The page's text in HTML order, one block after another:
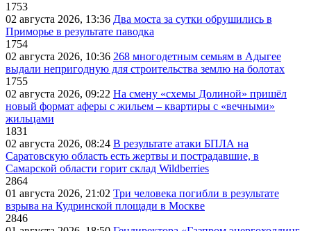
1753
02 августа 2026, 13:36 Два моста за сутки обрушились в
Приморье в результате паводка
1754
02 августа 2026, 10:36 268 многодетным семьям в Адыгее
выдали непригодную для строительства землю на болотах
1755
02 августа 2026, 09:22 На смену «схемы Долиной» пришёл
новый формат аферы с жильем – квартиры с «вечными»
жильцами
1831
02 августа 2026, 08:24 В результате атаки БПЛА на
Саратовскую область есть жертвы и пострадавшие, в
Самарской области горит склад Wildberries
2864
01 августа 2026, 21:02 Три человека погибли в результате
взрыва на Кудринской площади в Москве
2846